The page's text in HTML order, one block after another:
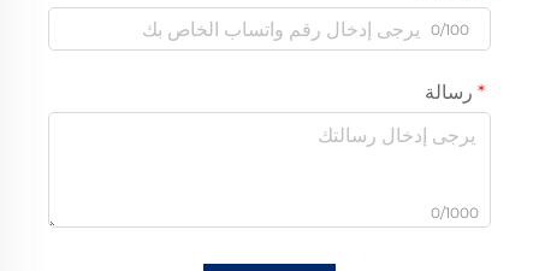
0/100
رسالة
0/1000